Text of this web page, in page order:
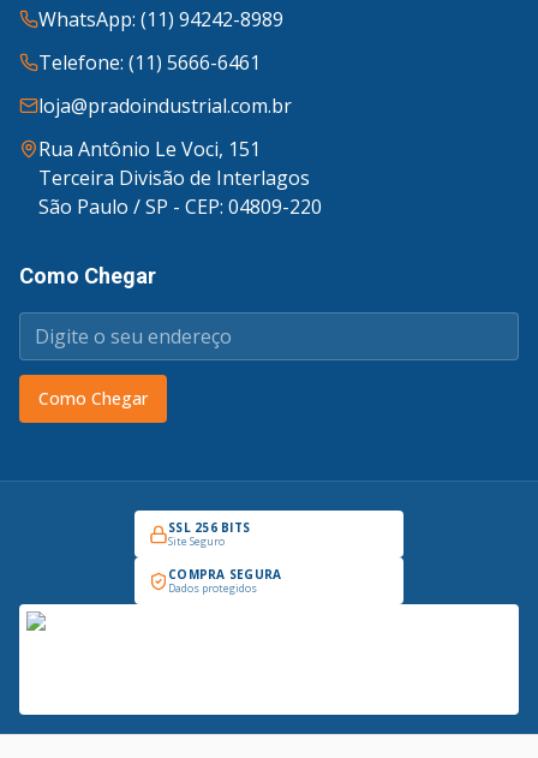
WhatsApp: (11) 94242-8989
Telefone: (11) 5666-6461
loja@pradoindustrial.com.br
Rua Antônio Le Voci, 151
Terceira Divisão de Interlagos
São Paulo / SP - CEP: 04809-220
Como Chegar
Como Chegar
SSL 256 BITS
Site Seguro
COMPRA SEGURA
Dados protegidos